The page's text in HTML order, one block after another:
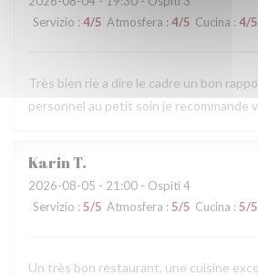
Servizio : 4/5 Atmosfera : 4/5 Cucina : 4/5
Très bien rie a dire le cadre un bon
personnel au petit soin je recommande
KarinT
2026-08-05 - 21:00 - Ospiti 4
Servizio : 5/5 Atmosfera : 5/5 Cucina : 5/5
Un très bon restaurant, une cuisine